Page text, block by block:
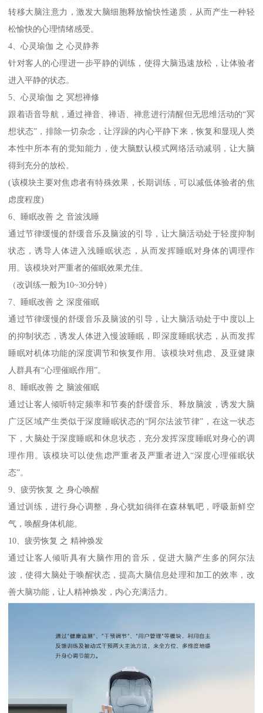
转移大脑注意力，激发大脑细胞释放愉快性递质，从而产生一种轻
松愉快的心理情绪感受。
4、心灵瑜伽 之 心灵静养
针对客人的心理进一步平静的训练，使得大脑迅速放松，让体验者
进入平静的状态。
5、心灵瑜伽 之 冥想禅修
跟着语音导航，通过禅音、禅语、禅意进行清醒但无思维活动的“冥
想状态”，排除一切杂念，让浮躁的内心平静下来，恢复和显现人类
本性中所本有的觉知能力，使大脑默认模式网络活动减弱，让大脑
得到充分的放松。
(该模块主要对焦虑者有特殊效果，长期训练，可以减低体验者的焦
虑度程度)
6、睡眠改善 之 音波浅睡
通过节律缓慢的舒缓音乐及脑波的引导，让大脑活动处于轻度抑制
状态，诱导人体进入浅睡眠状态，从而发挥睡眠对身体的调理作
用。该模块对严重者的催眠效果尤佳。
（改训练一般为10~30分钟）
7、睡眠改善 之 深度催眠
通过节律缓慢的舒缓音乐及脑波的引导，让大脑活动处于中度以上
的抑制状态，诱发人体进入慢波睡眠，即深度睡眠状态，从而发挥
睡眠对机体功能的深度调节和恢复作用。该模块对焦虑、及亚健康
人群具有“心理催眠作用”。
8、睡眠改善 之 脑波催眠
通过让客人倾听特定频率和节奏的舒缓音乐、释放脑波，诱发大脑
广泛区域产生类似于深度睡眠状态的“阿尔法波节律”，在这一状态
下，大脑处于深度睡眠和休息状态，充分发挥深度睡眠对身心的调
理作用。该模块可以使焦虑严重者及严重者进入“深度心理催眠状
态”。
9、疲劳恢复 之 身心唤醒
通过训练，进行身心调整，身心犹如徜徉在森林氧吧，呼吸新鲜空
气，唤醒身体机能。
10、疲劳恢复 之 精神焕发
通过让客人倾听具有大脑作用的音乐，促进大脑产生多的阿尔法
波，使得大脑处于唤醒状态，提高大脑信息处理和加工的效率，改
善大脑功能，让人精神焕发，内心充满活力。